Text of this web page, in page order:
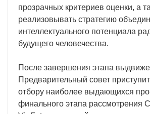
прозрачных критериев оценки, а
реализовывать стратегию
интеллектуального потенциала
будущего человечества.
После завершения этапа
Предварительный совет
отбору наиболее выдающихся
финального этапа рассмотрения